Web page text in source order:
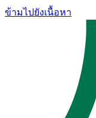
ข้ามไปยังเนื้อหา